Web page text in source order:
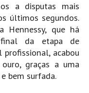
a disputas mais
últimos segundos.
Hennessy, que há
da etapa de
acabou
graças a uma
bem surfada.